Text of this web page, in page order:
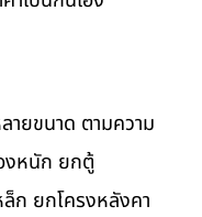
ลายขนาด ตามความ
งหนัก ยกตู้
ล็ก ยกโครงหลังคา